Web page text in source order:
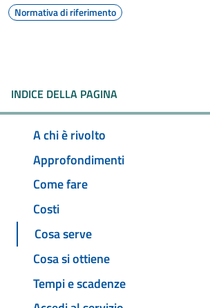
Normativa di riferimento
INDICE DELLA PAGINA
A chi è rivolto
Approfondimenti
Come fare
Costi
Cosa serve
Cosa si ottiene
Tempi e scadenze